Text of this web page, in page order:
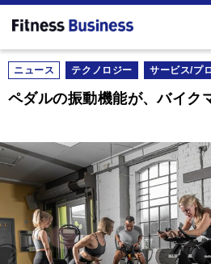
ニュース テクノロジー サービス/プ
ペダルの振動機能が、バイク